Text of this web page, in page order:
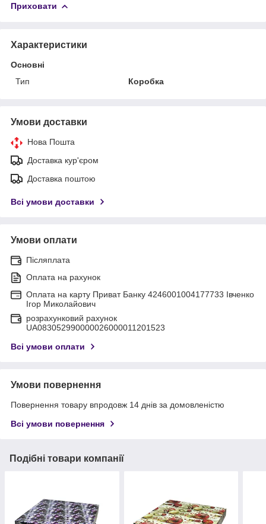
Приховати
Характеристики
Основні
Тип
Коробка
Умови доставки
Нова Пошта
Доставка кур'єром
Доставка поштою
Всі умови доставки
Умови оплати
Післяплата
Оплата на рахунок
Оплата на карту Приват Банку 4246001004177733 Івченко
Ігор Миколайович
розрахунковий рахунок
UA083052990000026000011201523
Всі умови оплати
Умови повернення
Повернення товару впродовж 14 днів за домовленістю
Всі умови повернення
Подібні товари компанії